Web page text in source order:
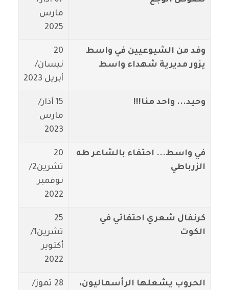
مارس
2025
وفد من الشيوعيين في واسط
يزور مديرية شهداء واسط
20
نيسان/
أبريل 2023
وحيد... واحد منا!!!
15 آذار/
مارس
2023
في واسط... احتفاء بالشاعر طه
الزرباطي
20
تشرين2/
نوفمبر
2022
كرنفال شعري احتفائي في
الكوت
25
تشرين1/
أكتوير
2022
الحروب يشعلها الرأسماليون،
28 تموز/